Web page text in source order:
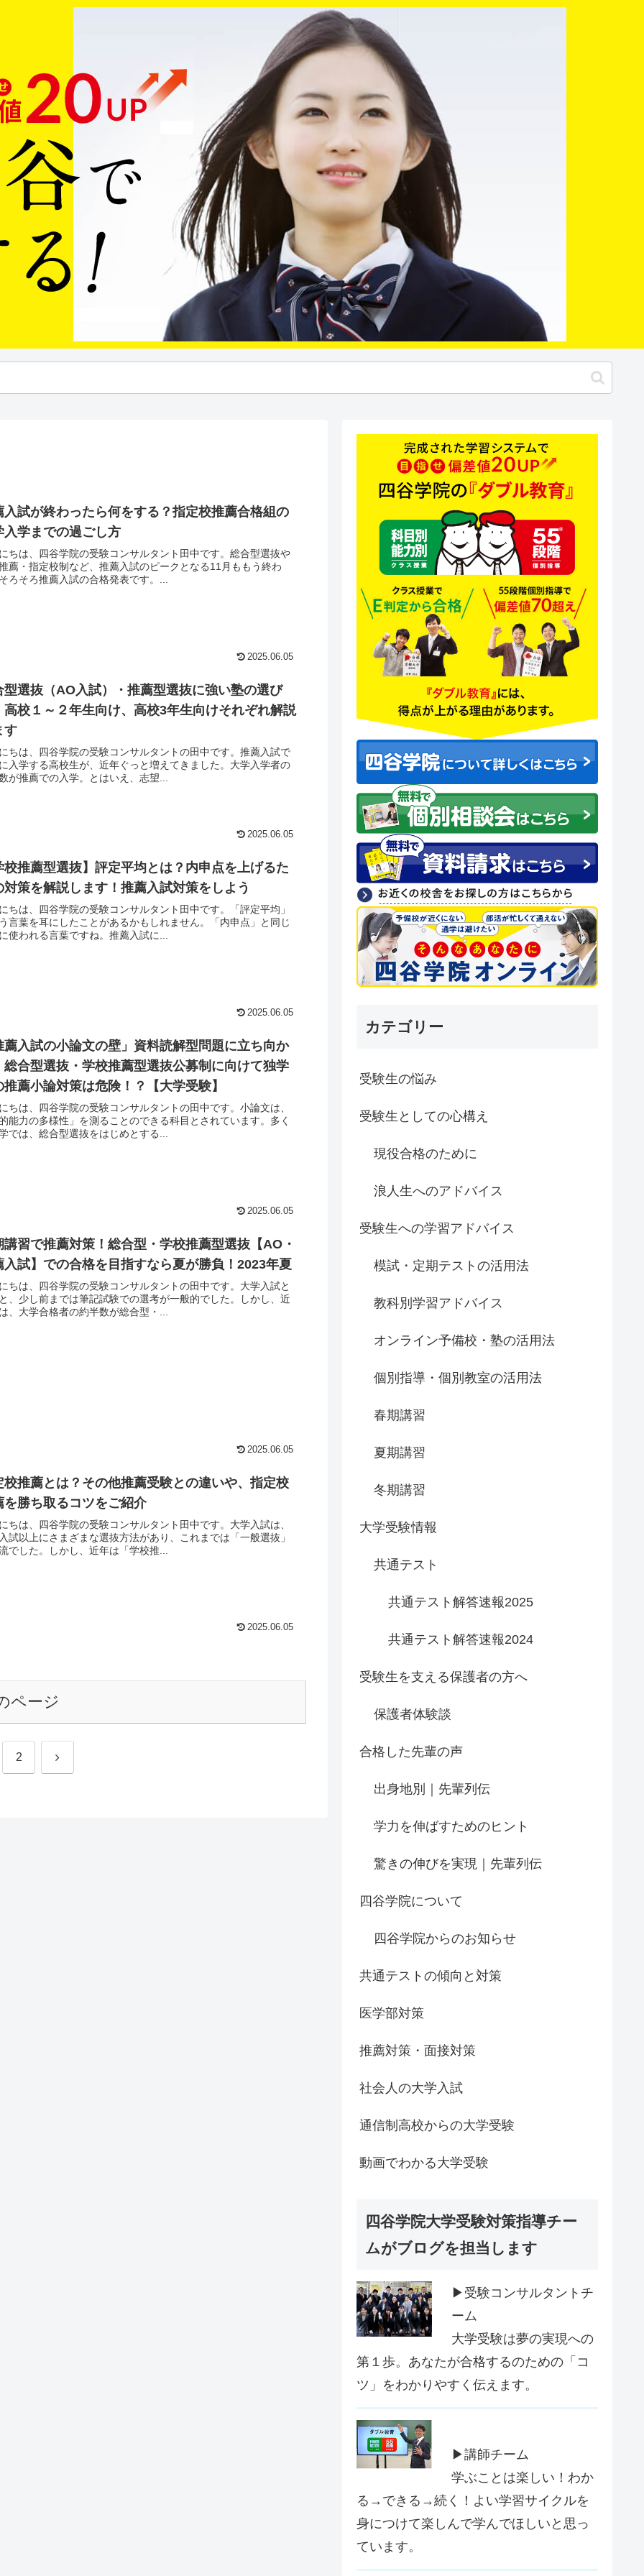
入試が終わったら何をする？指定校推薦合格組の
入学までの過ごし方
ちは、四谷学院の受験コンサルタント田中です。総合型選抜や
薦・指定校制など、推薦入試のピークとなる11月ももう終わ
ろそろ推薦入試の合格発表です。...
2025.06.05
型選抜（AO入試）・推薦型選抜に強い塾の選び
高校１～２年生向け、高校3年生向けそれぞれ解説
す
ちは、四谷学院の受験コンサルタントの田中です。推薦入試で
入学する高校生が、近年ぐっと増えてきました。大学入学者の
が推薦での入学。とはいえ、志望...
2025.06.05
校推薦型選抜】評定平均とは？内申点を上げるた
対策を解説します！推薦入試対策をしよう
ちは、四谷学院の受験コンサルタント田中です。「評定平均」
言葉を耳にしたことがあるかもしれません。「内申点」と同じ
使われる言葉ですね。推薦入試に...
2025.06.05
薦入試の小論文の壁」資料読解型問題に立ち向か
総合型選抜・学校推薦型選抜公募制に向けて独学
推薦小論対策は危険！？【大学受験】
ちは、四谷学院の受験コンサルタントの田中です。小論文は、
能力の多様性」を測ることのできる科目とされています。多く
では、総合型選抜をはじめとする...
2025.06.05
講習で推薦対策！総合型・学校推薦型選抜【AO・
入試】での合格を目指すなら夏が勝負！2023年夏
ちは、四谷学院の受験コンサルタントの田中です。大学入試と
、少し前までは筆記試験での選考が一般的でした。しかし、近
、大学合格者の約半数が総合型・...
2025.06.05
校推薦とは？その他推薦受験との違いや、指定校
を勝ち取るコツをご紹介
ちは、四谷学院の受験コンサルタント田中です。大学入試は、
試以上にさまざまな選抜方法があり、これまでは「一般選抜」
でした。しかし、近年は「学校推...
2025.06.05
ページ
2 次
カテゴリー
受験生の悩み
受験生としての心構え
現役合格のために
浪人生へのアドバイス
受験生への学習アドバイス
模試・定期テストの活用法
教科別学習アドバイス
オンライン予備校・塾の活用法
個別指導・個別教室の活用法
春期講習
夏期講習
冬期講習
大学受験情報
共通テスト
共通テスト解答速報2025
共通テスト解答速報2024
受験生を支える保護者の方へ
保護者体験談
合格した先輩の声
出身地別｜先輩列伝
学力を伸ばすためのヒント
驚きの伸びを実現｜先輩列伝
四谷学院について
四谷学院からのお知らせ
共通テストの傾向と対策
医学部対策
推薦対策・面接対策
社会人の大学入試
通信制高校からの大学受験
動画でわかる大学受験
四谷学院大学受験対策指導チー
ムがブログを担当します
▶受験コンサルタントチ
ーム
大学受験は夢の実現への
第１歩。あなたが合格するのための「コ
ツ」をわかりやすく伝えます。
▶講師チーム
学ぶことは楽しい！わか
る→できる→続く！よい学習サイクルを
身につけて楽しんで学んでほしいと思っ
ています。